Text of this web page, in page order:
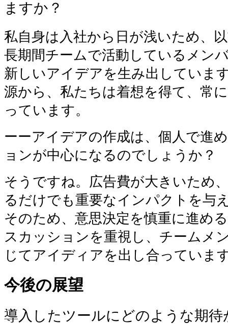
ますか？
私自身は入社から日が浅いため、
長期間チームで活動しているメン
新しいアイデアを生み出していま
源から、私たちは着想を得て、常
っています。
ーーアイデアの作成は、個人で進
ョンが中心になるのでしょうか？
そうですね。広告費が大きいため
るだけでも重要なインパクトを与
そのため、意思決定を慎重に進め
スカッションを重視し、チームメ
じてアイディアを出し合っていま
今後の展望
導入したツールにどのような期